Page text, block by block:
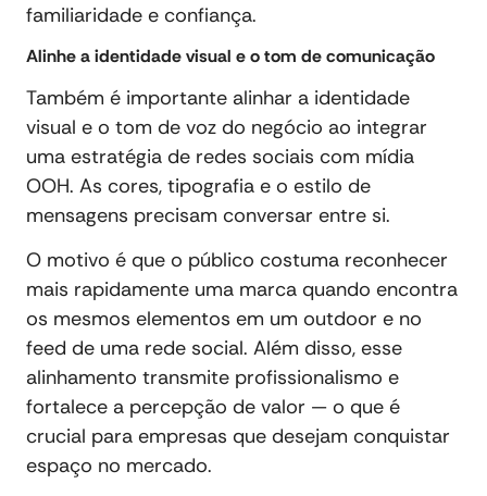
familiaridade e confiança.
Alinhe a identidade visual e o tom de comunicação
Também é importante alinhar a identidade
visual e o tom de voz do negócio ao integrar
uma estratégia de redes sociais com mídia
OOH. As cores, tipografia e o estilo de
mensagens precisam conversar entre si.
O motivo é que o público costuma reconhecer
mais rapidamente uma marca quando encontra
os mesmos elementos em um outdoor e no
feed de uma rede social. Além disso, esse
alinhamento transmite profissionalismo e
fortalece a percepção de valor — o que é
crucial para empresas que desejam conquistar
espaço no mercado.